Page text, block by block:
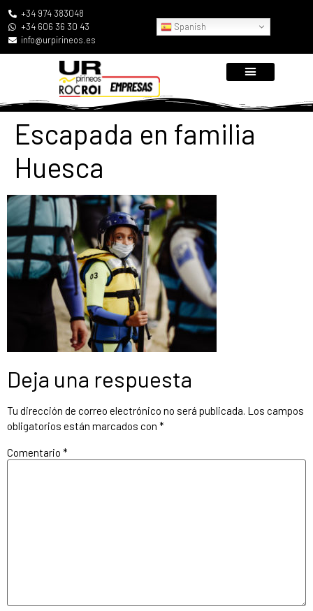
+34 974 383048
+34 606 36 30 43
info@urpirineos.es
Spanish
Escapada en familia
Huesca
Deja una respuesta
Tu dirección de correo electrónico no será publicada. Los campos
obligatorios están marcados con *
Comentario *